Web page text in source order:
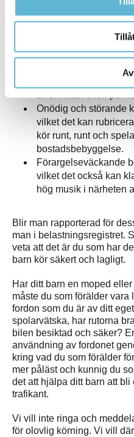
Här är några vanliga
kopplat till A-traktorer/
en spärrtid på upp till 6
Olovlig körning,
moped fortare än den
Onödig och störande
vilket det kan
kör runt, runt och
bostadsbebyggelse.
Förargelseväckande
vilket det också kan
hög musik i närheten
Blir man rapporterad för
man i belastningsregistret.
veta att det är du som har
barn kör säkert och lagligt.
Har ditt barn en moped
måste du som förälder
fordon som du är av ditt
spolarvätska, har rutorna
bilen besiktad och säker?
användning av fordonet
kring vad du som förälder
mer påläst och kunnig du
det att hjälpa ditt barn att
trafikant.
Vi vill inte ringa och
för olovlig körning. Vi vill